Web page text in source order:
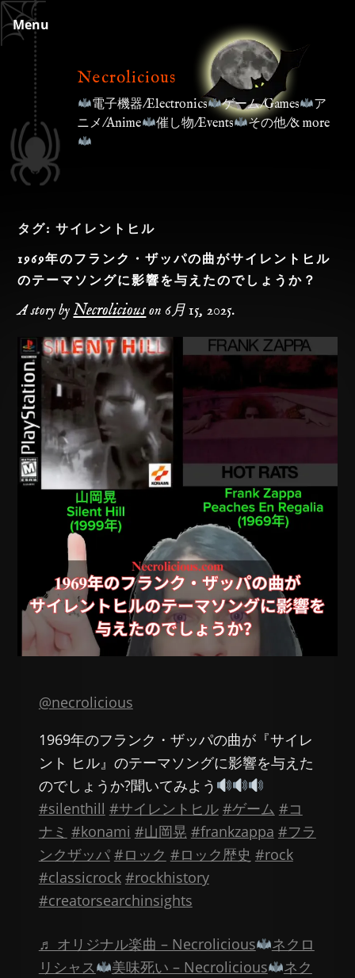
Skip
to
content
Menu
Necrolicious
電子機器/Electronics ゲーム/Games
ア
ニメ/Anime
催し物/Events その他/& more
タグ:サイレントヒル
1969年のフランク・ザッパの曲がサイレントヒル
のテーマソングに影響を与えたのでしょうか？
A story by Necroliciouson 6月 15, 2025.
@necrolicious
1969年のフランク・ザッパの曲が『サイレ
ント ヒル』のテーマソングに影響を与えた
のでしょうか?聞いてみよう
#silenthill #サイレントヒル #ゲーム #コ
ナミ #konami #山岡晃 #frankzappa #フラ
ンクザッパ #ロック #ロック歴史 #rock
#classicrock #rockhistory
#creatorsearchinsights
♬ オリジナル楽曲 – Necrolicious
ネクロ
リシャス
美味死い – Necrolicious
ネク